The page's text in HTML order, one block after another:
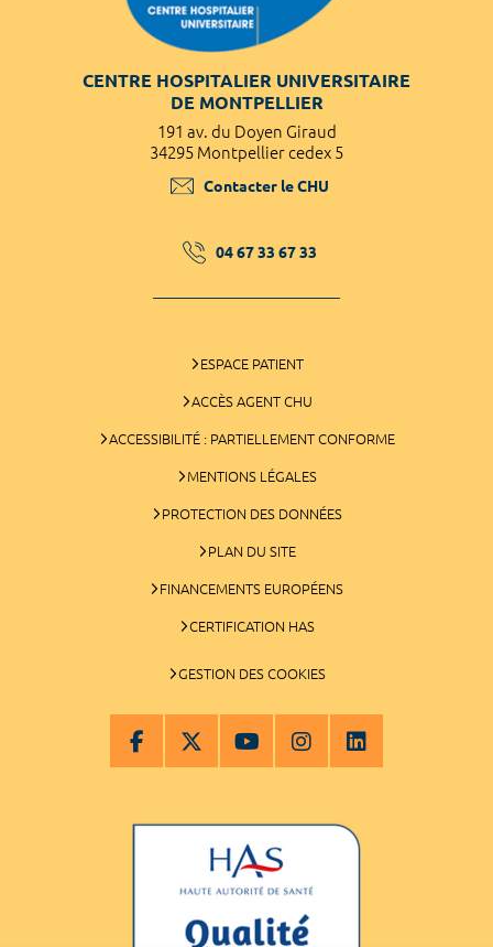
CENTRE HOSPITALIER UNIVERSITAIRE
DE MONTPELLIER
191 av. du Doyen Giraud
34295 Montpellier cedex 5
Contacter le CHU
04 67 33 67 33
ESPACE PATIENT
ACCÈS AGENT CHU
ACCESSIBILITÉ : PARTIELLEMENT CONFORME
MENTIONS LÉGALES
PROTECTION DES DONNÉES
PLAN DU SITE
FINANCEMENTS EUROPÉENS
CERTIFICATION HAS
GESTION DES COOKIES